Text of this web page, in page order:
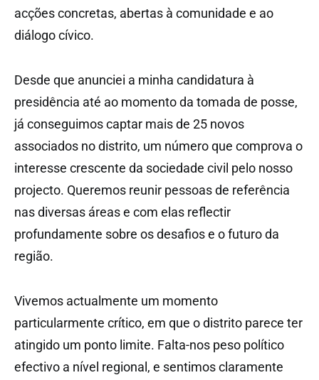
acções concretas, abertas à comunidade e ao
diálogo cívico.
Desde que anunciei a minha candidatura à
presidência até ao momento da tomada de posse,
já conseguimos captar mais de 25 novos
associados no distrito, um número que comprova o
interesse crescente da sociedade civil pelo nosso
projecto. Queremos reunir pessoas de referência
nas diversas áreas e com elas reflectir
profundamente sobre os desafios e o futuro da
região.
Vivemos actualmente um momento
particularmente crítico, em que o distrito parece ter
atingido um ponto limite. Falta-nos peso político
efectivo a nível regional, e sentimos claramente